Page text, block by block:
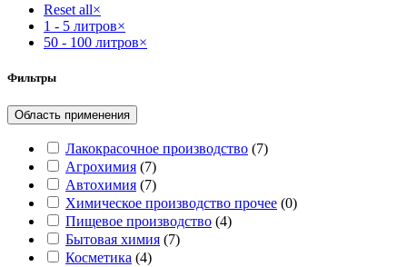
Reset all×
1 - 5 литров×
50 - 100 литров×
Фильтры
Область применения
Лакокрасочное производство (7)
Агрохимия (7)
Автохимия (7)
Химическое производство прочее (0)
Пищевое производство (4)
Бытовая химия (7)
Косметика (4)